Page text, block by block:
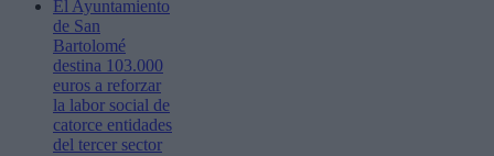
El Ayuntamiento
de San
Bartolomé
destina 103.000
euros a reforzar
la labor social de
catorce entidades
del tercer sector